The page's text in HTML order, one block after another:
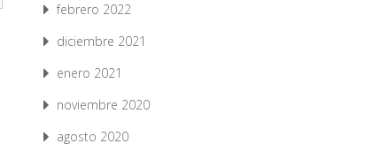
febrero 2022
diciembre 2021
enero 2021
noviembre 2020
agosto 2020